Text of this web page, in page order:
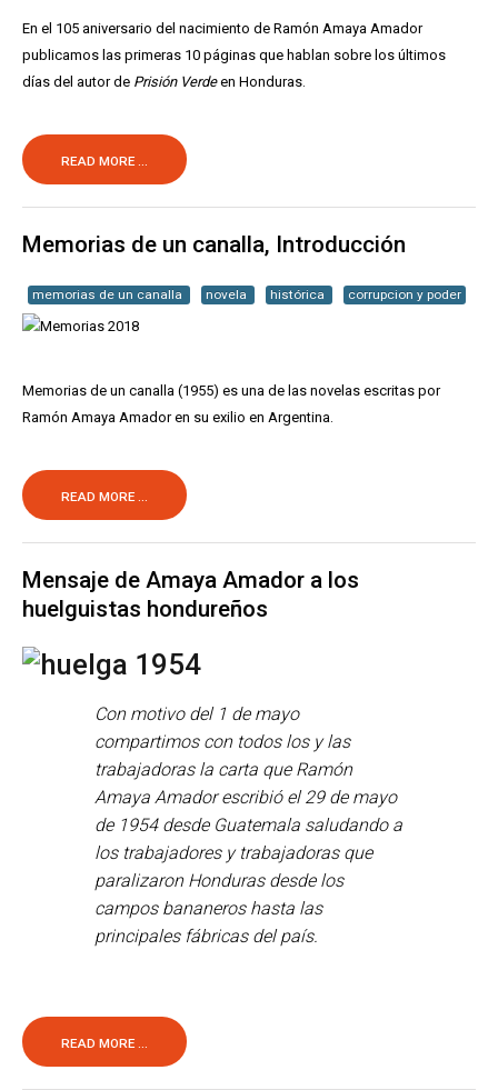
En el 105 aniversario del nacimiento de Ramón Amaya Amador
publicamos las primeras 10 páginas que hablan sobre los últimos
días del autor de Prisión Verdeen Honduras.
READ MORE ...
Memorias de un canalla, Introducción
memorias de un canalla novela histórica corrupcion y poder
Memorias de un canalla (1955) es una de las novelas escritas por
Ramón Amaya Amador en su exilio en Argentina.
READ MORE ...
Mensaje de Amaya Amador a los
huelguistas hondureños
Con motivo del 1 de mayo
compartimos con todos los y las
trabajadoras la carta que Ramón
Amaya Amador escribió el 29 de mayo
de 1954 desde Guatemala saludando a
los trabajadores y trabajadoras que
paralizaron Honduras desde los
campos bananeros hasta las
principales fábricas del país.
READ MORE ...